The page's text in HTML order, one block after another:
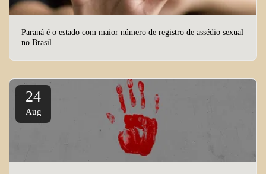
Paraná é o estado com maior número de registro de assédio sexual
no Brasil
24
Aug